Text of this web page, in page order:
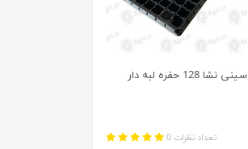
سینی نشا 128 حفره لبه دار
تعداد نظرات 0